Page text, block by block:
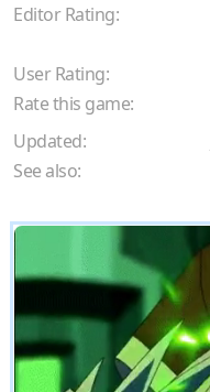
Editor Rating:
User Rating:
Rate this game:
Updated:
See also: